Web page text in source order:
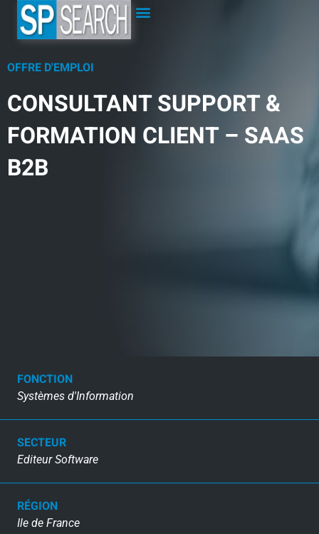
OFFRE D'EMPLOI
CONSULTANT SUPPORT &
FORMATION CLIENT – SAAS
B2B
FONCTION
Systèmes d'Information
SECTEUR
Editeur Software
RÉGION
Ile de France